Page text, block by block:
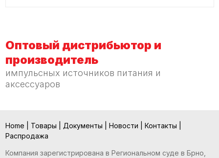
Оптовый дистрибьютор и
производитель
импульсных источников питания и
аксессуаров
Home Товары Документы Новости Контакты
Распродажа
Компания зарегистрирована в Региональном суде в Брно,